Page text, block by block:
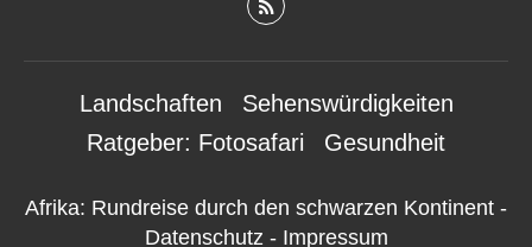
Landschaften
Sehenswürdigkeiten
Ratgeber: Fotosafari
Gesundheit
Afrika: Rundreise durch den schwarzen Kontinent -
Datenschutz - Impressum